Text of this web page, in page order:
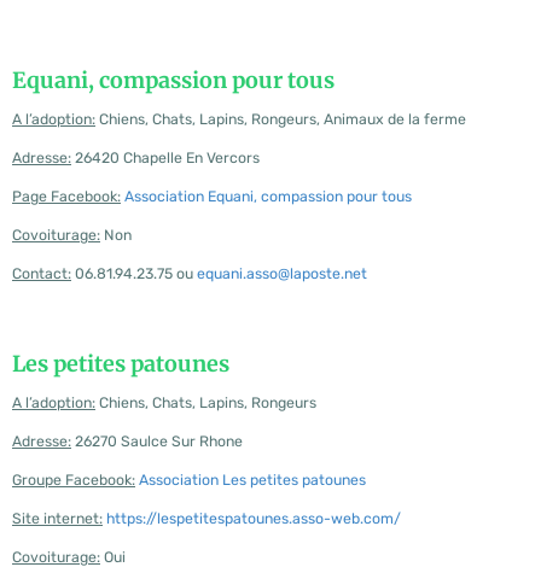
Equani, compassion pour tous
A l’adoption: Chiens, Chats, Lapins, Rongeurs, Animaux de la ferme
Adresse: 26420 Chapelle En Vercors
Page Facebook: Association Equani, compassion pour tous
Covoiturage: Non
Contact: 06.81.94.23.75 ou equani.asso@laposte.net
Les petites patounes
A l’adoption: Chiens, Chats, Lapins, Rongeurs
Adresse: 26270 Saulce Sur Rhone
Groupe Facebook: Association Les petites patounes
Site internet: https://lespetitespatounes.asso-web.com/
Covoiturage: Oui